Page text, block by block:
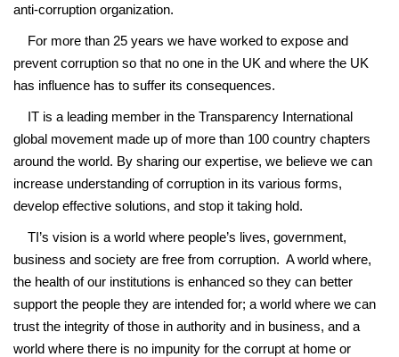
anti-corruption organization.
For more than 25 years we have worked to expose and
prevent corruption so that no one in the UK and where the UK
has influence has to suffer its consequences.
IT is a leading member in the Transparency International
global movement made up of more than 100 country chapters
around the world. By sharing our expertise, we believe we can
increase understanding of corruption in its various forms,
develop effective solutions, and stop it taking hold.
TI’s vision is a world where people’s lives, government,
business and society are free from corruption. A world where,
the health of our institutions is enhanced so they can better
support the people they are intended for; a world where we can
trust the integrity of those in authority and in business, and a
world where there is no impunity for the corrupt at home or